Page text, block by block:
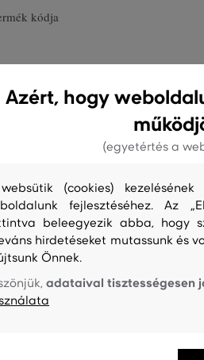
kódja
TISZTÍTÁS
Azért, hogy
(egyetértés a
(cookies) kezelésének
fejlesztéséhez. Az
beleegyezik abba, hogy
hirdetéseket mutassunk és
Önnek.
adataival tisztességesen